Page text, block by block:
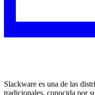
Slackware es una de las
tradicionales, conocida por